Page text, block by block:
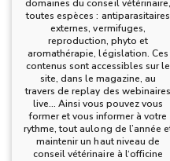
domaines du conseil vétérinaire,
toutes espèces : antiparasitaires
externes, vermifuges,
reproduction, phyto et
aromathérapie, législation. Ces
contenus sont accessibles sur le
site, dans le magazine, au
travers de replay des webinaires
live… Ainsi vous pouvez vous
former et vous informer à votre
rythme, tout aulong de l’année
maintenir un haut niveau de
conseil vétérinaire à l‘officine